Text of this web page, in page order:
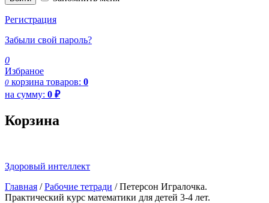
Регистрация
Забыли свой пароль?
0
Избраное
0 корзина товаров: 0
на сумму: 0 ₽
Корзина
Здоровый интеллект
Главная /Рабочие тетради / Петерсон Игралочка.
Практический курс математики для детей 3-4 лет.